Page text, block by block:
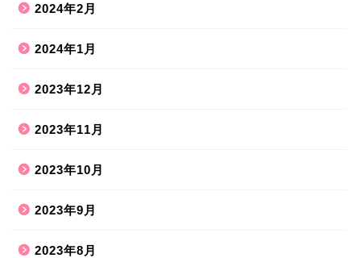
2024年2月
2024年1月
2023年12月
2023年11月
2023年10月
2023年9月
2023年8月